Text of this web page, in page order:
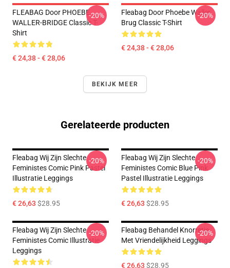
FLEABAG Door PHOEBE
WALLER-BRIDGE Classic T-
Shirt
€ 24,38 - € 28,06
-20%
Fleabag Door Phoebe Waller
Brug Classic T-Shirt
€ 24,38 - € 28,06
-20%
BEKIJK MEER
Gerelateerde producten
Fleabag Wij Zijn Slechte
Feministes Comic Pink Pastel
Illustratie Leggings
€ 26,63 $28.95
-20%
Fleabag Wij Zijn Slechte
Feministes Comic Blue Pink
Pastel Illustratie Leggings
€ 26,63 $28.95
-20%
Fleabag Wij Zijn Slechte
Feministes Comic Illustratie
Leggings
-20%
Fleabag Behandel Knorretje
Met Vriendelijkheid Leggings
€ 26,63 $28.95
-20%